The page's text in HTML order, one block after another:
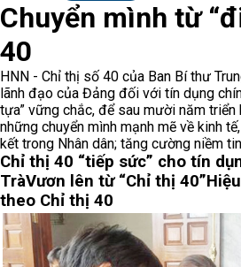
Chuyển mình từ
40
HNN - Chỉ thị số 40 của Ban Bí thư
lãnh đạo của Đảng đối với tín dụng
tựa” vững chắc, để sau mười năm triển
những chuyển mình mạnh mẽ về kinh
kết trong Nhân dân; tăng cường niềm
Chỉ thị 40 “tiếp sức” cho tín
TràVươn lên từ “Chỉ thị 40”
theo Chỉ thị 40